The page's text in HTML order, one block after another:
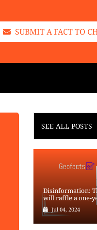
SUBMIT A FACT TO
SEE ALL POSTS
Disinformation:
will raffle a one-
Jul 04, 2024